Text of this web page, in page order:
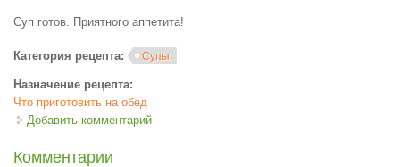
Суп готов. Приятного аппетита!
Категория рецепта: Супы
Назначение рецепта:
Что приготовить на обед
Добавить комментарий
Комментарии